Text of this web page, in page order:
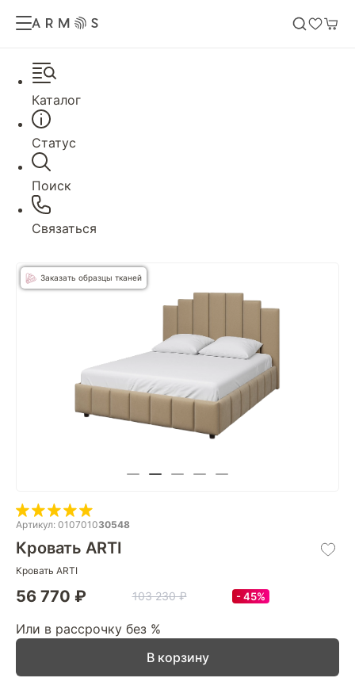
Каталог
Статус
Поиск
Связаться
Заказать образцы тканей
Артикул: 010701030548
Кровать ARTI
Кровать ARTI
56 770 ₽ 103 230 ₽ 45%
Или в рассрочку без %
В корзину